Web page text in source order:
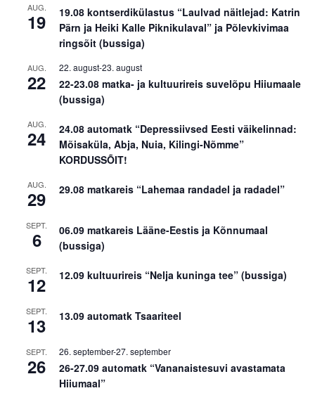
AUG.
19
19.08 kontserdikülastus “Laulvad näitlejad: Katrin
Pärn ja Heiki Kalle Piknikulaval” ja Põlevkivimaa
ringsõit (bussiga)
AUG.
22
22. august-23. august
22-23.08 matka- ja kultuurireis suvelõpu Hiiumaale
(bussiga)
AUG.
24
24.08 automatk “Depressiivsed Eesti väikelinnad:
Mõisaküla, Abja, Nuia, Kilingi-Nõmme”
KORDUSSÕIT!
AUG.
29 29.08 matkareis “Lahemaa randadel ja radadel”
SEPT.
6
06.09 matkareis Lääne-Eestis ja Kõnnumaal
(bussiga)
SEPT.
12 12.09 kultuurireis “Nelja kuninga tee” (bussiga)
SEPT.
13 13.09 automatk Tsaariteel
SEPT.
26
26. september-27. september
26-27.09 automatk “Vananaistesuvi avastamata
Hiiumaal”